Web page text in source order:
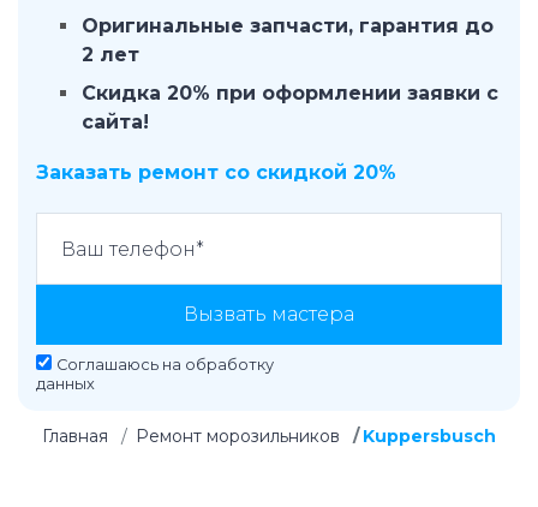
Оригинальные запчасти, гарантия до
2 лет
Скидка 20% при оформлении заявки с
сайта!
Заказать ремонт со скидкой 20%
Вызвать мастера
Соглашаюсь на обработку
данных
Главная Ремонт морозильников Kuppersbusch